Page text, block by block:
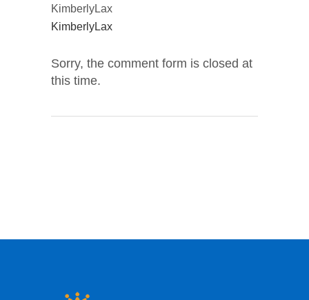
KimberlyLax
KimberlyLax
Sorry, the comment form is closed at
this time.